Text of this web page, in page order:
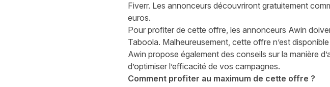
Fiverr. Les annonceurs découvriront gratuitement
euros.
Pour profiter de cette offre, les annonceurs Awin
Taboola. Malheureusement, cette offre n’est
Awin propose également des conseils sur la manière
d’optimiser l’efficacité de vos campagnes.
Comment profiter au maximum de cette offre ?